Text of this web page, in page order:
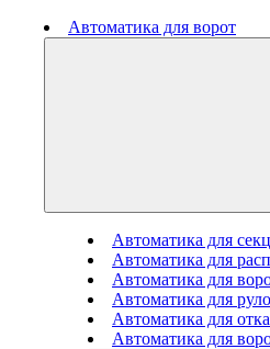
Автоматика для ворот
Автоматика для
Автоматика для
Автоматика для
Автоматика для
Автоматика для
Автоматика для